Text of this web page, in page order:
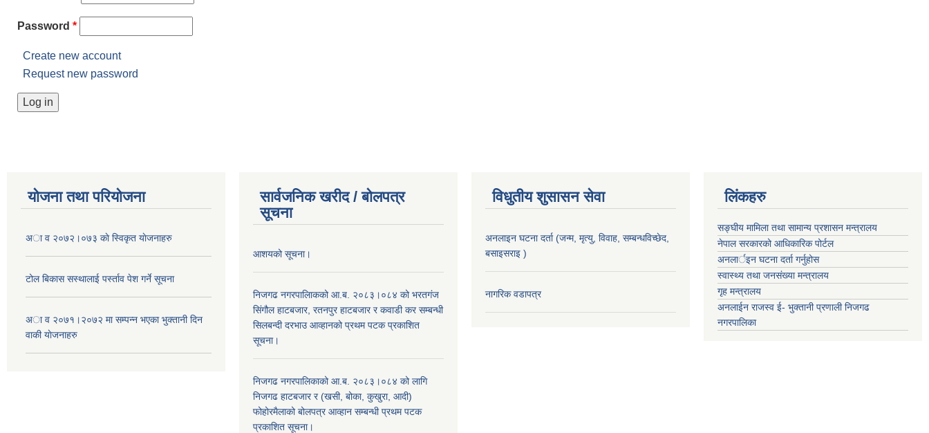
Password *
Create new account
Request new password
योजना तथा परियोजना
अा व २०७२।०७३ काे स्विकृत याेजनाहरु
टोल बिकास स‌स्थालाई प‌र्स्ताव पेश गर्ने सूचना
अा‍ व २०७१।२०७२ मा सम्पन्न भएका भुक्तानी दिन
वा‌की याेजनाहरु
सार्वजनिक खरीद / बोलपत्र
सूचना
आशयको सूचना।
निजगढ नगरपालिाकको आ.ब. २०८३।०८४ को भरतगंज
सिंगौल हाटबजार, रतनपुर हाटबजार र कवाडी कर सम्बन्धी
सिलबन्दी दरभाउ आव्हानको प्रथम पटक प्रकाशित
सूचना।
निजगढ नगरपालिकाको आ.ब. २०८३।०८४ को लागि
निजगढ हाटबजार र (खसी, बोका, कुखुरा, आदी)
फोहोरमैलाको बोलपत्र आव्हान सम्बन्धी प्रथम पटक
प्रकाशित सूचना।
विधुतीय शुसासन सेवा
अनलाइन घटना दर्ता (जन्म, मृत्यु, विवाह, सम्बन्धविच्छेद,
बसाइसराइ )
नागरिक वडापत्र
लिंकहरु
सङ्‍घीय मामिला तथा सामान्य प्रशासन मन्त्रालय
नेपाल सरकारको आधिकारिक पोर्टल
अनलार्इन घटना दर्ता गर्नुहोस
स्वास्थ्य तथा जनसंख्या मन्त्रालय
गृह मन्त्रालय
अनलाईन राजस्व ई- भुक्तानी प्रणाली निजगढ
नगरपालिका